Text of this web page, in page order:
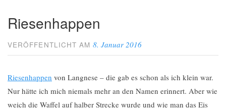
Riesenhappen
VERÖFFENTLICHT AM8. Januar 2016
Riesenhappen von Langnese – die gab es schon als ich klein war.
Nur hätte ich mich niemals mehr an den Namen erinnert. Aber wie
weich die Waffel auf halber Strecke wurde und wie man das Eis